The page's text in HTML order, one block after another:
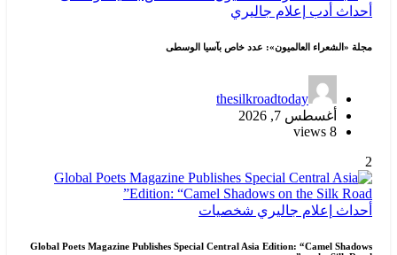
Global Poets